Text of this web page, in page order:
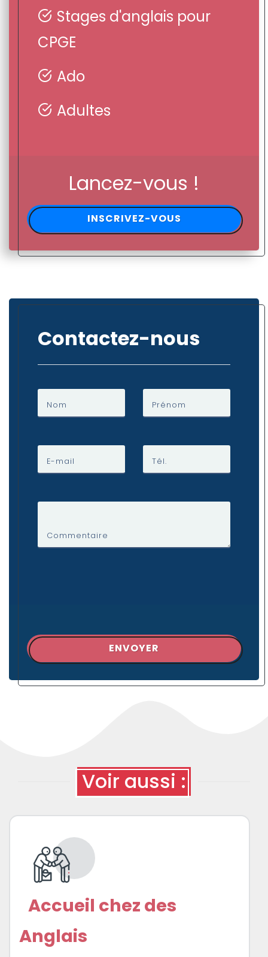
Stages d'anglais pour
CPGE
Ado
Adultes
Lancez-vous !
INSCRIVEZ-VOUS
Contactez-nous
Nom Prénom
E-mail Tél.
Commentaire
ENVOYER
Voir aussi :
Accueil chez des
Anglais